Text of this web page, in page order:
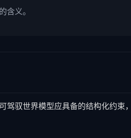
义。
驾驭世界模型应具备的结构化约束